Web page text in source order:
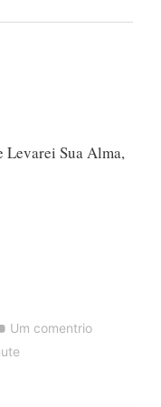
Sua Alma,
Um comentrio